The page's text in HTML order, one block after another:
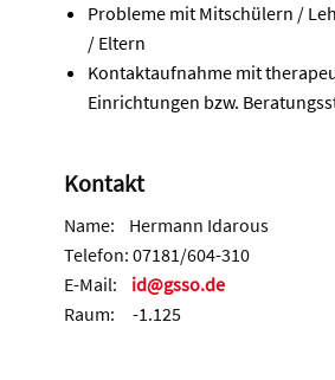
Kont​akt
Name: Hermann Idarous
Telefon: 07181/604-310
E-Mail: id@gsso.de
Raum: -1.125
Probleme mit Mitschülern /
/ Eltern
Kontaktaufnahme mit
Einrichtungen bzw.